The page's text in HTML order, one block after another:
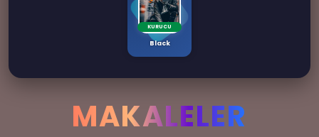
KURUCU
Black
MAKALELER